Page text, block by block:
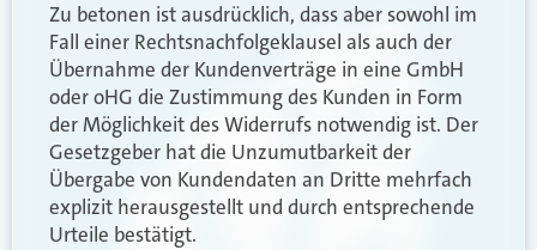
Zu betonen ist ausdrücklich, dass aber sowohl im
Fall einer Rechtsnachfolgeklausel als auch der
Übernahme der Kundenverträge in eine GmbH
oder oHG die Zustimmung des Kunden in Form
der Möglichkeit des Widerrufs notwendig ist. Der
Gesetzgeber hat die Unzumutbarkeit der
Übergabe von Kundendaten an Dritte mehrfach
explizit herausgestellt und durch entsprechende
Urteile bestätigt.